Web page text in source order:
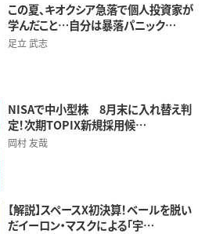
この夏、キオクシア急落で個人投資家が
学んだこと…自分は暴落パニック…
足立 武志
NISAで中小型株 8月末に入れ替え判
定！次期TOPIX新規採用候…
岡村 友哉
【解説】スペースX初決算！ベールを脱い
だイーロン・マスクによる「宇…